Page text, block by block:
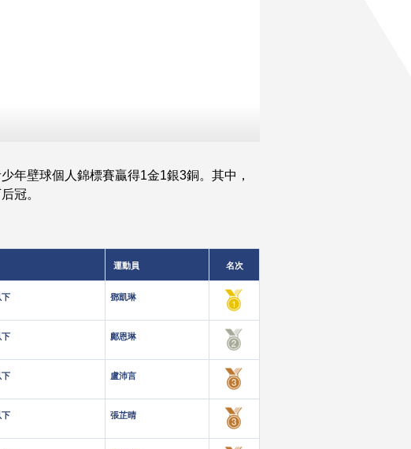
年壁球個人錦標賽贏得1金1銀3銅。其中，
冠。
運動員 名次
下 鄧凱琳
下 鄺恩琳
下 盧沛言
下 張芷晴